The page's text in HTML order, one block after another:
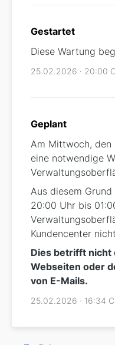
Gestartet
Diese Wartung
25.02.2026 · 20:00
Geplant
Am Mittwoch,
eine notwendige
Aus diesem
20:00 Uhr bis
Kundencenter
Dies betrifft nicht
Webseiten oder
von E-Mails.
25.02.2026 · 16:34